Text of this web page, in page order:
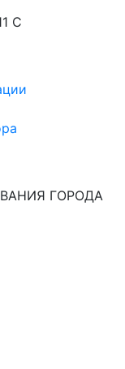
C
ГОРОДА